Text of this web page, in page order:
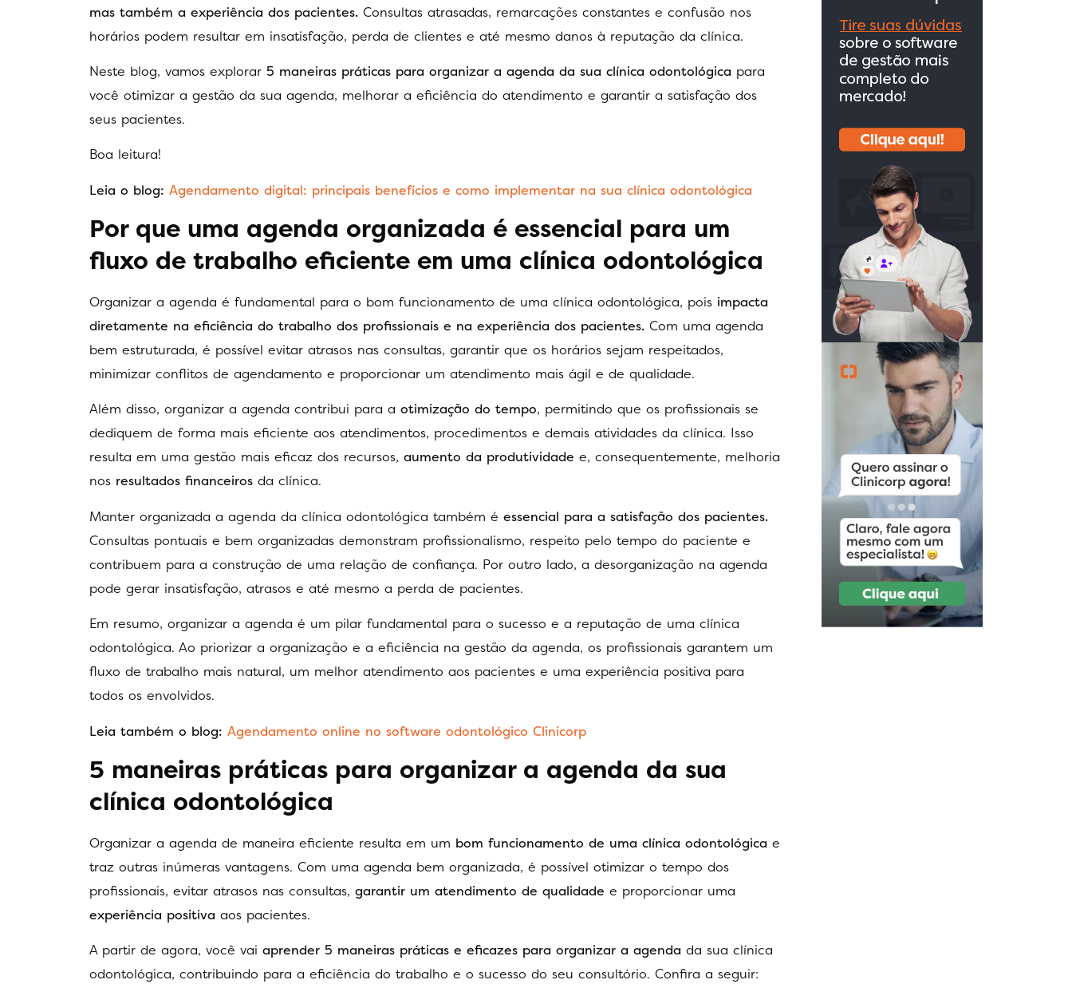
mas também a experiência dos pacientes. Consultas atrasadas, remarcações constantes e confusão nos
horários podem resultar em insatisfação, perda de clientes e até mesmo danos à reputação da clínica.
Neste blog, vamos explorar 5 maneiras práticas para organizar a agenda da sua clínica odontológica para
você otimizar a gestão da sua agenda, melhorar a eficiência do atendimento e garantir a satisfação dos
seus pacientes.
Boa leitura!
Leia o blog: Agendamento digital: principais benefícios e como implementar na sua clínica odontológica
Por que uma agenda organizada é essencial para um
fluxo de trabalho eficiente em uma clínica odontológica
Organizar a agenda é fundamental para o bom funcionamento de uma clínica odontológica, pois impacta
diretamente na eficiência do trabalho dos profissionais e na experiência dos pacientes. Com uma agenda
bem estruturada, é possível evitar atrasos nas consultas, garantir que os horários sejam respeitados,
minimizar conflitos de agendamento e proporcionar um atendimento mais ágil e de qualidade.
Além disso, organizar a agenda contribui para a otimização do tempo, permitindo que os profissionais se
dediquem de forma mais eficiente aos atendimentos, procedimentos e demais atividades da clínica. Isso
resulta em uma gestão mais eficaz dos recursos, aumento da produtividade e, consequentemente, melhoria
nos resultados financeiros da clínica.
Manter organizada a agenda da clínica odontológica também é essencial para a satisfação dos pacientes.
Consultas pontuais e bem organizadas demonstram profissionalismo, respeito pelo tempo do paciente e
contribuem para a construção de uma relação de confiança. Por outro lado, a desorganização na agenda
pode gerar insatisfação, atrasos e até mesmo a perda de pacientes.
Em resumo, organizar a agenda é um pilar fundamental para o sucesso e a reputação de uma clínica
odontológica. Ao priorizar a organização e a eficiência na gestão da agenda, os profissionais garantem um
fluxo de trabalho mais natural, um melhor atendimento aos pacientes e uma experiência positiva para
todos os envolvidos.
Leia também o blog: Agendamento online no software odontológico Clinicorp
5 maneiras práticas para organizar a agenda da sua
clínica odontológica
Organizar a agenda de maneira eficiente resulta em um bom funcionamento de uma clínica odontológica e
traz outras inúmeras vantagens. Com uma agenda bem organizada, é possível otimizar o tempo dos
profissionais, evitar atrasos nas consultas, garantir um atendimento de qualidade e proporcionar uma
experiência positiva aos pacientes.
A partir de agora, você vai aprender 5 maneiras práticas e eficazes para organizar a agenda da sua clínica
odontológica, contribuindo para a eficiência do trabalho e o sucesso do seu consultório. Confira a seguir: